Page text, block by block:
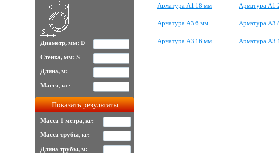
Арматура А1 18 мм Арматура А1
Арматура А3 6 мм Арматура А3
Арматура А3 16 мм Арматура А3
Диаметр, мм: D
Стенка, мм: S
Длина, м:
Масса, кг:
Масса 1 метра, кг:
Масса трубы, кг:
Длина трубы, м: